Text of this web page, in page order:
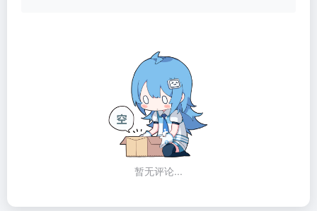
暂无评论...